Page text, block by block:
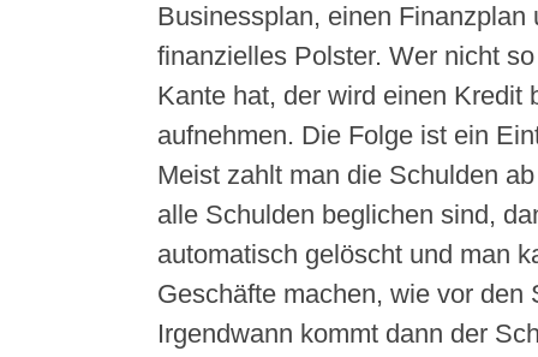
Businessplan, einen Finanzplan
finanzielles Polster. Wer nicht
Kante hat, der wird einen Kredit
aufnehmen. Die Folge ist ein
Meist zahlt man die Schulden
alle Schulden beglichen sind,
automatisch gelöscht und man
Geschäfte machen, wie vor den
Irgendwann kommt dann der